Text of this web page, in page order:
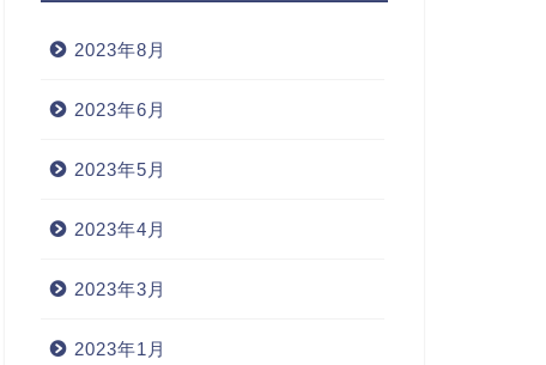
2023年8月
2023年6月
2023年5月
2023年4月
2023年3月
2023年1月